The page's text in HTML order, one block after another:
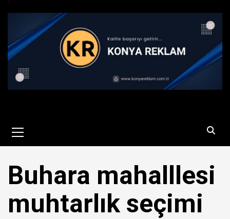
Menu
Buhara mahalllesi
muhtarlık seçimi